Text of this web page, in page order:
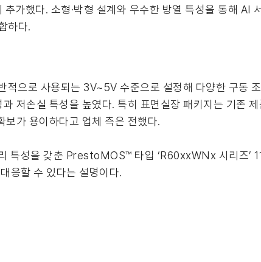
했다. 소형·박형 설계와 우수한 방열 특성을 통해 AI
하다.
으로 사용되는 3V~5V 수준으로 설정해 다양한 구동
저손실 특성을 높였다. 특히 표면실장 패키지는 기존
가 용이하다고 업체 측은 전했다.
특성을 갖춘 PrestoMOS™ 타입 ‘R60xxWNx 시리즈’
응할 수 있다는 설명이다.